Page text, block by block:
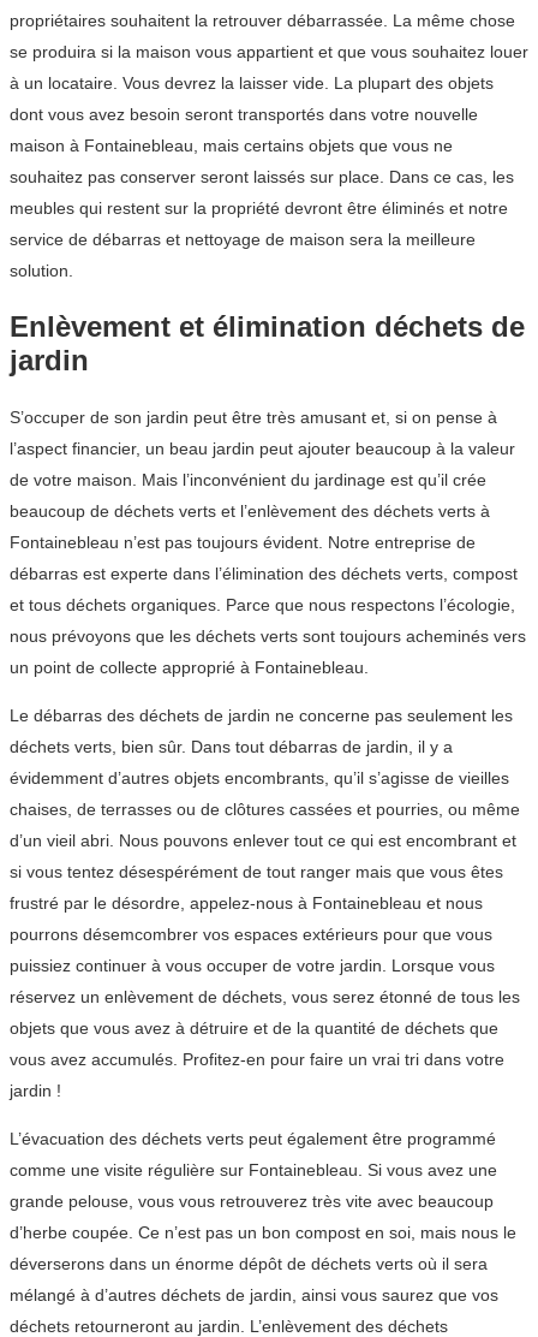
propriétaires souhaitent la retrouver débarrassée. La même chose
se produira si la maison vous appartient et que vous souhaitez louer
à un locataire. Vous devrez la laisser vide. La plupart des objets
dont vous avez besoin seront transportés dans votre nouvelle
maison à Fontainebleau, mais certains objets que vous ne
souhaitez pas conserver seront laissés sur place. Dans ce cas, les
meubles qui restent sur la propriété devront être éliminés et notre
service de débarras et nettoyage de maison sera la meilleure
solution.
Enlèvement et élimination déchets de
jardin
S’occuper de son jardin peut être très amusant et, si on pense à
l’aspect financier, un beau jardin peut ajouter beaucoup à la valeur
de votre maison. Mais l’inconvénient du jardinage est qu’il crée
beaucoup de déchets verts et l’enlèvement des déchets verts à
Fontainebleau n’est pas toujours évident. Notre entreprise de
débarras est experte dans l’élimination des déchets verts, compost
et tous déchets organiques. Parce que nous respectons l’écologie,
nous prévoyons que les déchets verts sont toujours acheminés vers
un point de collecte approprié à Fontainebleau.
Le débarras des déchets de jardin ne concerne pas seulement les
déchets verts, bien sûr. Dans tout débarras de jardin, il y a
évidemment d’autres objets encombrants, qu’il s’agisse de vieilles
chaises, de terrasses ou de clôtures cassées et pourries, ou même
d’un vieil abri. Nous pouvons enlever tout ce qui est encombrant et
si vous tentez désespérément de tout ranger mais que vous êtes
frustré par le désordre, appelez-nous à Fontainebleau et nous
pourrons désemcombrer vos espaces extérieurs pour que vous
puissiez continuer à vous occuper de votre jardin. Lorsque vous
réservez un enlèvement de déchets, vous serez étonné de tous les
objets que vous avez à détruire et de la quantité de déchets que
vous avez accumulés. Profitez-en pour faire un vrai tri dans votre
jardin !
L’évacuation des déchets verts peut également être programmé
comme une visite régulière sur Fontainebleau. Si vous avez une
grande pelouse, vous vous retrouverez très vite avec beaucoup
d’herbe coupée. Ce n’est pas un bon compost en soi, mais nous le
déverserons dans un énorme dépôt de déchets verts où il sera
mélangé à d’autres déchets de jardin, ainsi vous saurez que vos
déchets retourneront au jardin. L’enlèvement des déchets